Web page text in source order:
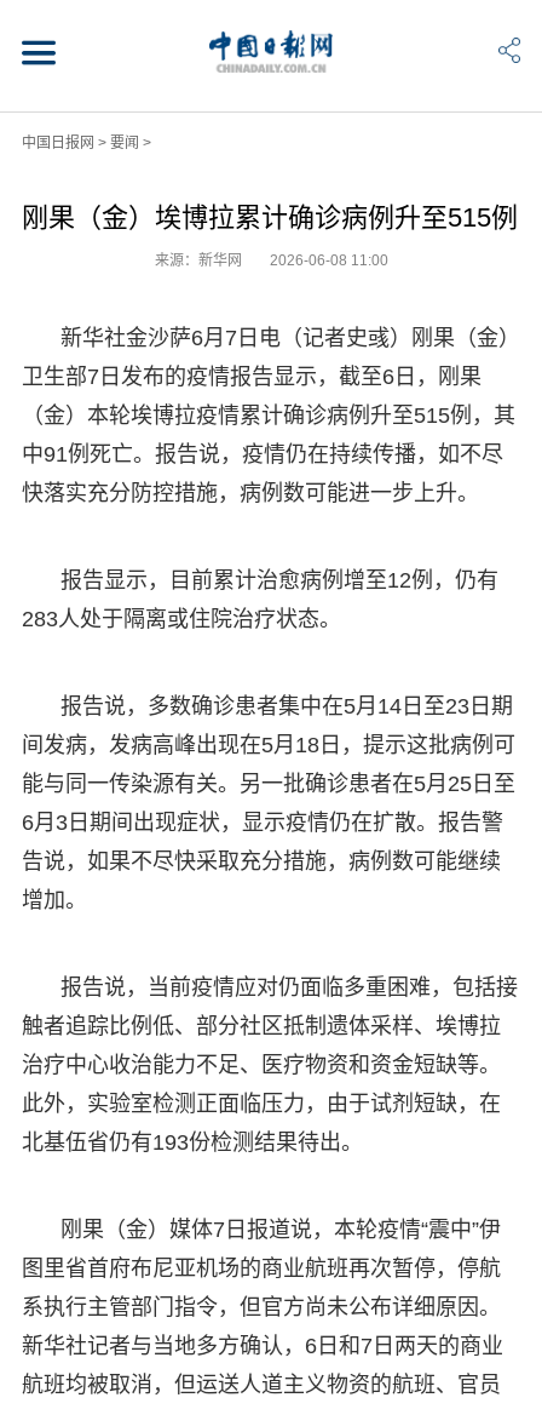
中国日报网 > 要闻 >
刚果（金）埃博拉累计确诊病例升至515例
来源：新华网 2026-06-08 11:00
新华社金沙萨6月7日电（记者史彧）刚果（金）
卫生部7日发布的疫情报告显示，截至6日，刚果
（金）本轮埃博拉疫情累计确诊病例升至515例，其
中91例死亡。报告说，疫情仍在持续传播，如不尽
快落实充分防控措施，病例数可能进一步上升。
报告显示，目前累计治愈病例增至12例，仍有
283人处于隔离或住院治疗状态。
报告说，多数确诊患者集中在5月14日至23日期
间发病，发病高峰出现在5月18日，提示这批病例可
能与同一传染源有关。另一批确诊患者在5月25日至
6月3日期间出现症状，显示疫情仍在扩散。报告警
告说，如果不尽快采取充分措施，病例数可能继续
增加。
报告说，当前疫情应对仍面临多重困难，包括接
触者追踪比例低、部分社区抵制遗体采样、埃博拉
治疗中心收治能力不足、医疗物资和资金短缺等。
此外，实验室检测正面临压力，由于试剂短缺，在
北基伍省仍有193份检测结果待出。
刚果（金）媒体7日报道说，本轮疫情“震中”伊
图里省首府布尼亚机场的商业航班再次暂停，停航
系执行主管部门指令，但官方尚未公布详细原因。
新华社记者与当地多方确认，6日和7日两天的商业
航班均被取消，但运送人道主义物资的航班、官员